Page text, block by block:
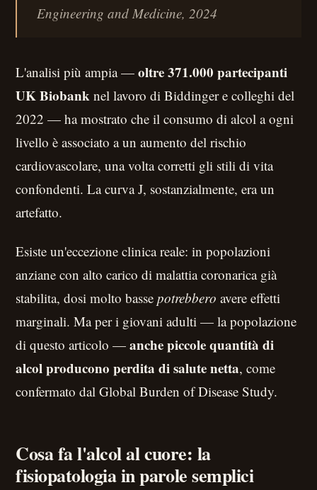
Engineering and Medicine, 2024
L'analisi più ampia —oltre 371.000 partecipanti
UK Biobank nel lavoro di Biddinger e colleghi del
2022 — ha mostrato che il consumo di alcol a ogni
livello è associato a un aumento del rischio
cardiovascolare, una volta corretti gli stili di vita
confondenti. La curva J, sostanzialmente, era un
artefatto.
Esiste un'eccezione clinica reale: in popolazioni
anziane con alto carico di malattia coronarica già
stabilita, dosi molto bassepotrebbero avere effetti
marginali. Ma per i giovani adulti — la popolazione
di questo articolo —anche piccole quantità di
alcol producono perdita di salute netta, come
confermato dal Global Burden of Disease Study.
Cosa fa l'alcol al cuore: la
fisiopatologia in parole semplici